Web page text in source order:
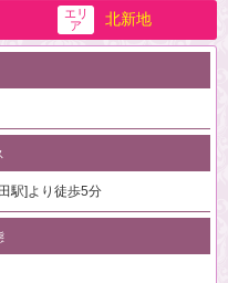
エリ
ア
北新地
駅]より徒歩5分